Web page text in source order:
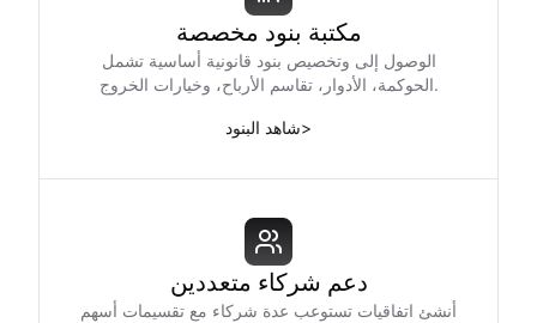
مكتبة بنود مخصصة
الوصول إلى وتخصيص بنود قانونية أساسية تشمل
الحوكمة، الأدوار، تقاسم الأرباح، وخيارات الخروج.
شاهد البنود>
دعم شركاء متعددين
أنشئ اتفاقيات تستوعب عدة شركاء مع تقسيمات أسهم